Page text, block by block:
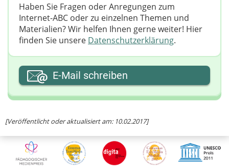
[Veröffentlicht oder aktualisiert am: 10.02.2017]
Haben Sie Fragen oder Anregungen zum
Internet-ABC oder zu einzelnen Themen und
Materialien? Wir helfen Ihnen gerne weiter! ​Hier
finden Sie unsere Datenschutzerklärung.
Ihre E-Mail-Adresse
E-Mail schreiben